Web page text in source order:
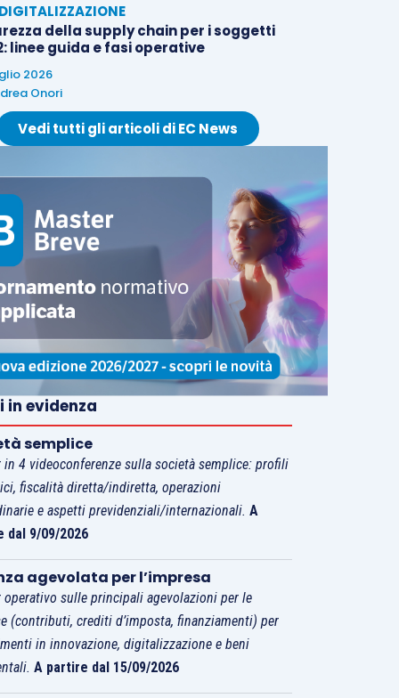
della supply chain per i soggetti
linee guida e fasi operative
2026
Onori
Vedi tutti gli articoli di EC News
in evidenza
semplice
in 4 videoconferenze sulla società semplice: profili
fiscalità diretta/indiretta, operazioni
e aspetti previdenziali/internazionali.A
dal 9/09/2026
agevolata per l’impresa
operativo sulle principali agevolazioni per le
(contributi, crediti d’imposta, finanziamenti) per
in innovazione, digitalizzazione e beni
A partire dal 15/09/2026